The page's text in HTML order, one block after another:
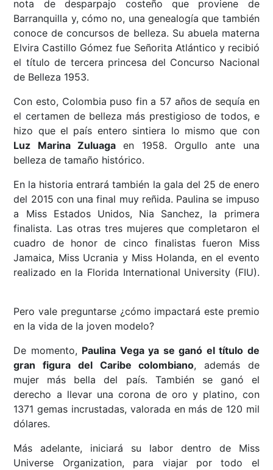
nota de desparpajo costeño que proviene de
Barranquilla y, cómo no, una genealogía que también
conoce de concursos de belleza. Su abuela materna
Elvira Castillo Gómez fue Señorita Atlántico y recibió
el título de tercera princesa del Concurso Nacional
de Belleza 1953.
Con esto, Colombia puso fin a 57 años de sequía en
el certamen de belleza más prestigioso de todos, e
hizo que el país entero sintiera lo mismo que con
Luz Marina Zuluaga en 1958. Orgullo ante una
belleza de tamaño histórico.
En la historia entrará también la gala del 25 de enero
del 2015 con una final muy reñida. Paulina se impuso
a Miss Estados Unidos, Nia Sanchez, la primera
finalista. Las otras tres mujeres que completaron el
cuadro de honor de cinco finalistas fueron Miss
Jamaica, Miss Ucrania y Miss Holanda, en el evento
realizado en la Florida International University (FIU).
Pero vale preguntarse ¿cómo impactará este premio
en la vida de la joven modelo?
De momento, Paulina Vega ya se ganó el título de
gran figura del Caribe colombiano, además de
mujer más bella del país. También se ganó el
derecho a llevar una corona de oro y platino, con
1371 gemas incrustadas, valorada en más de 120 mil
dólares.
Más adelante, iniciará su labor dentro de Miss
Universe Organization, para viajar por todo el